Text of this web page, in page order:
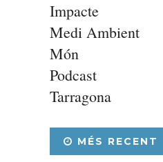
Impacte
Medi Ambient
Món
Podcast
Tarragona
MÉS RECENT